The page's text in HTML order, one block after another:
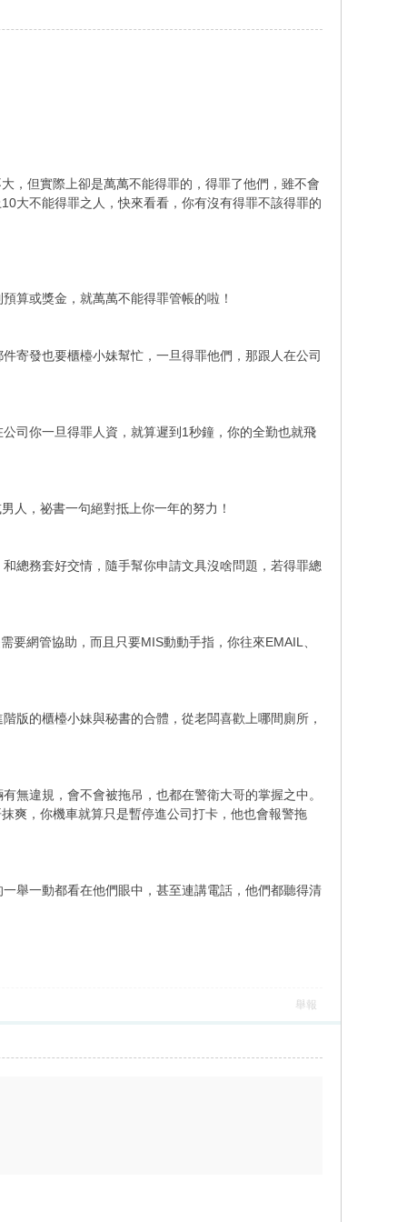
，但實際上卻是萬萬不能得罪的，得罪了他們，雖不會
大不能得罪之人，快來看看，你有沒有得罪不該得罪的
算或獎金，就萬萬不能得罪管帳的啦！
寄發也要櫃檯小妹幫忙，一旦得罪他們，那跟人在公司
司你一旦得罪人資，就算遲到1秒鐘，你的全勤也就飛
人，祕書一句絕對抵上你一年的努力！
總務套好交情，隨手幫你申請文具沒啥問題，若得罪總
要網管協助，而且只要MIS動動手指，你往來EMAIL、
版的櫃檯小妹與秘書的合體，從老闆喜歡上哪間廁所，
無違規，會不會被拖吊，也都在警衛大哥的掌握之中。
爽，你機車就算只是暫停進公司打卡，他也會報警拖
舉一動都看在他們眼中，甚至連講電話，他們都聽得清
舉報